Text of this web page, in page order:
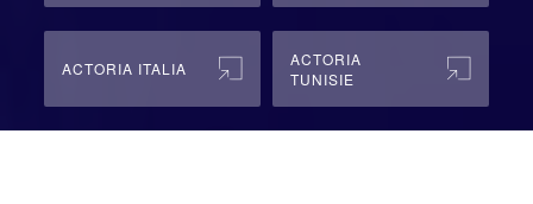
ACTORIA ITALIA
ACTORIA
TUNISIE